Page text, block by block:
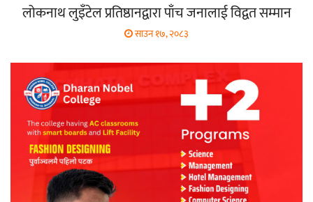
लोकनाथ लुइँटेल प्रतिष्ठानद्वारा पाँच जनालाई विद्वत सम्मान
साउन १७, २०८३